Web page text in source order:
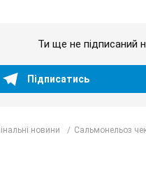
Ти ще не підписаний
Підписатись
новини Сальмонельоз